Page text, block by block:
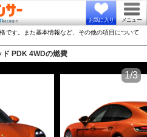
お気に入り メニュー
です。また基本情報など、その他の項目について
ド PDK 4WDの燃費
1/3